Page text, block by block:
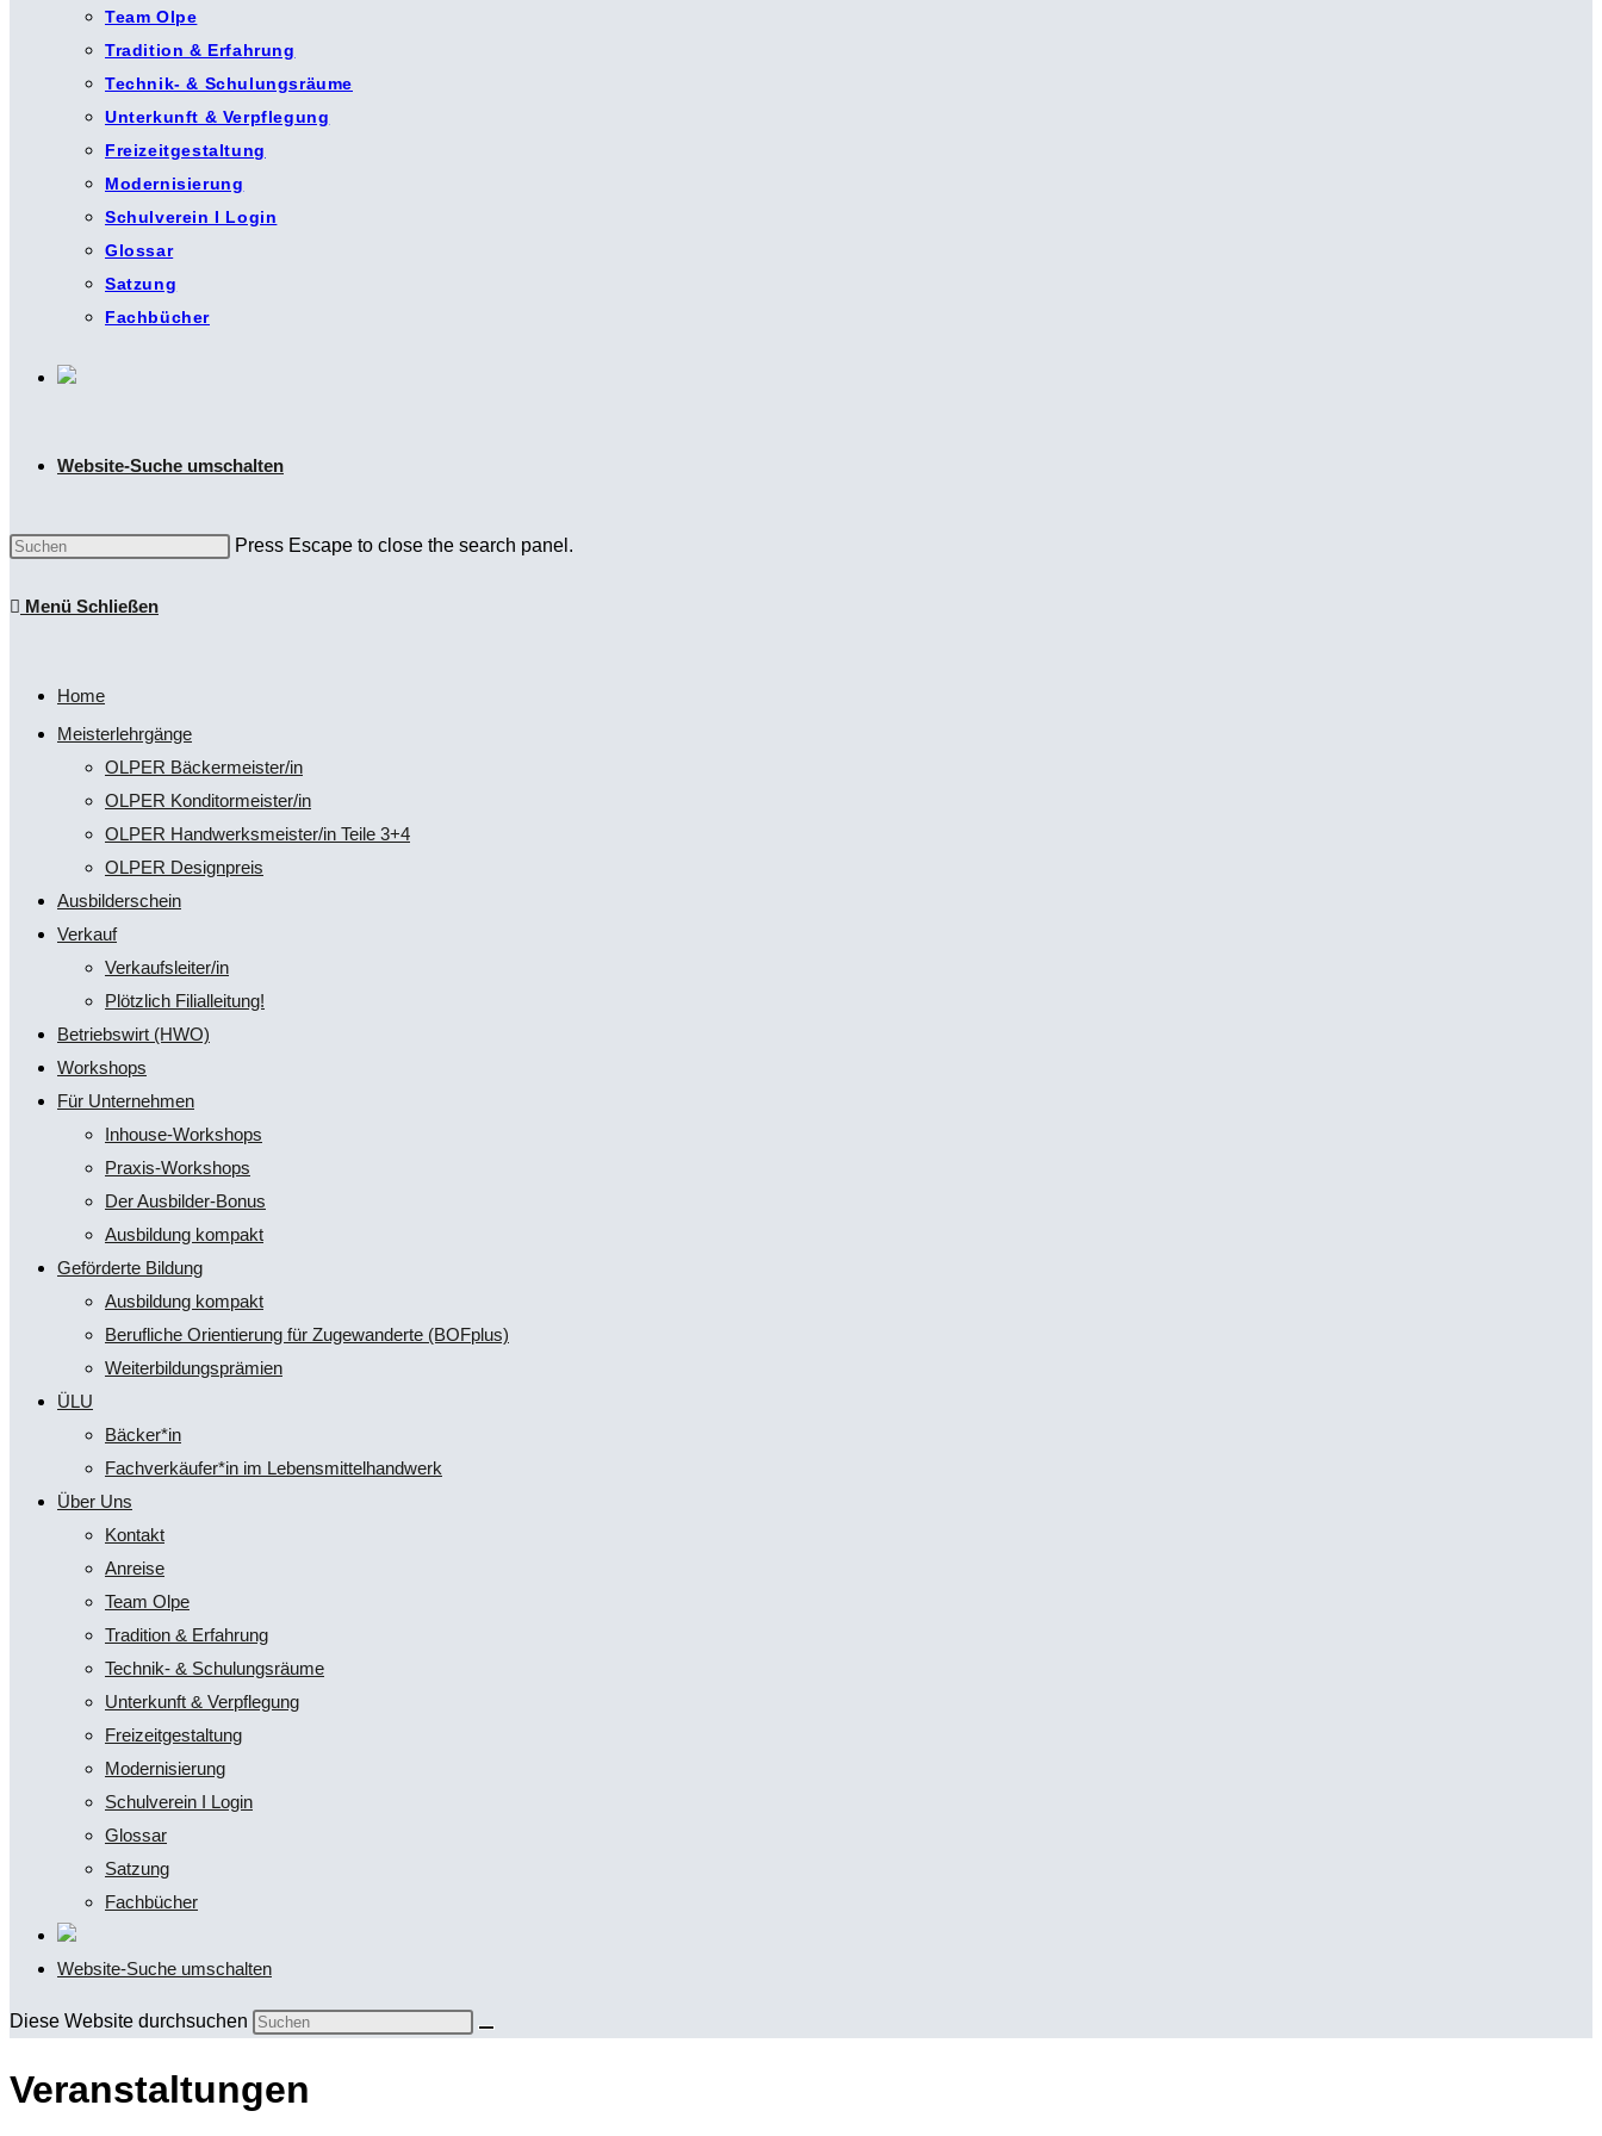
Team Olpe
Tradition & Erfahrung
Technik- & Schulungsräume
Unterkunft & Verpflegung
Freizeitgestaltung
Modernisierung
Schulverein I Login
Glossar
Satzung
Fachbücher
Website-Suche umschalten
Press Escape to close the search panel.
Menü Schließen
Home
Meisterlehrgänge
OLPER Bäckermeister/in
OLPER Konditormeister/in
OLPER Handwerksmeister/in Teile 3+4
OLPER Designpreis
Ausbilderschein
Verkauf
Verkaufsleiter/in
Plötzlich Filialleitung!
Betriebswirt (HWO)
Workshops
Für Unternehmen
Inhouse-Workshops
Praxis-Workshops
Der Ausbilder-Bonus
Ausbildung kompakt
Geförderte Bildung
Ausbildung kompakt
Berufliche Orientierung für Zugewanderte (BOFplus)
Weiterbildungsprämien
ÜLU
Bäcker*in
Fachverkäufer*in im Lebensmittelhandwerk
Über Uns
Kontakt
Anreise
Team Olpe
Tradition & Erfahrung
Technik- & Schulungsräume
Unterkunft & Verpflegung
Freizeitgestaltung
Modernisierung
Schulverein I Login
Glossar
Satzung
Fachbücher
Website-Suche umschalten
Diese Website durchsuchen
Veranstaltungen